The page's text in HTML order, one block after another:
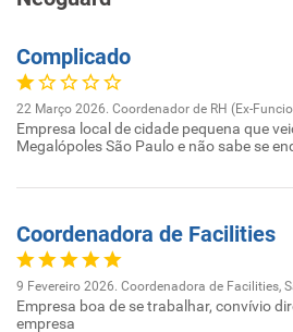
Complicado
22 Março 2026. Coordenador de RH (Ex-
Empresa local de cidade pequena que
Megalópoles São Paulo e não sabe se
Coordenadora de Facilities
9 Fevereiro 2026. Coordenadora de Facilities,
Empresa boa de se trabalhar, convívio
empresa